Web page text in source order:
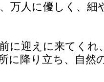
万人に優しく、細
に迎えに来てくれ
に降り立ち、自然